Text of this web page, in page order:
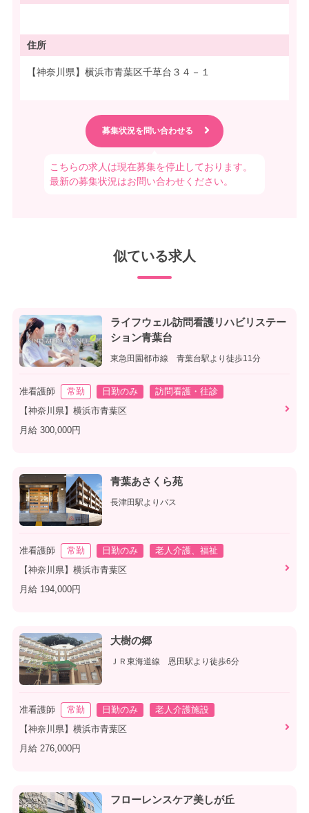
住所
【神奈川県】横浜市青葉区千草台３４－１
こちらの求人は現在募集を停止しております。
最新の募集状況はお問い合わせください。
似ている求人
ライフウェル訪問看護リハビリステー
ション青葉台
東急田園都市線 青葉台駅より徒歩11分
准看護師 常勤 日勤のみ
訪問看護・往診
【神奈川県】横浜市青葉区
月給 300,000円
青葉あさくら苑
長津田駅よりバス
准看護師 常勤 日勤のみ
老人介護、福祉
【神奈川県】横浜市青葉区
月給 194,000円
大樹の郷
ＪＲ東海道線 恩田駅より徒歩6分
准看護師 常勤 日勤のみ
老人介護施設
【神奈川県】横浜市青葉区
月給 276,000円
フローレンスケア美しが丘